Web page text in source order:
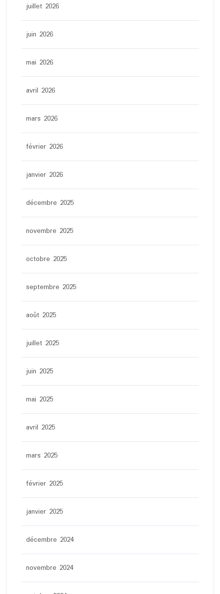
juillet 2026
juin 2026
mai 2026
avril 2026
mars 2026
février 2026
janvier 2026
décembre 2025
novembre 2025
octobre 2025
septembre 2025
août 2025
juillet 2025
juin 2025
mai 2025
avril 2025
mars 2025
février 2025
janvier 2025
décembre 2024
novembre 2024